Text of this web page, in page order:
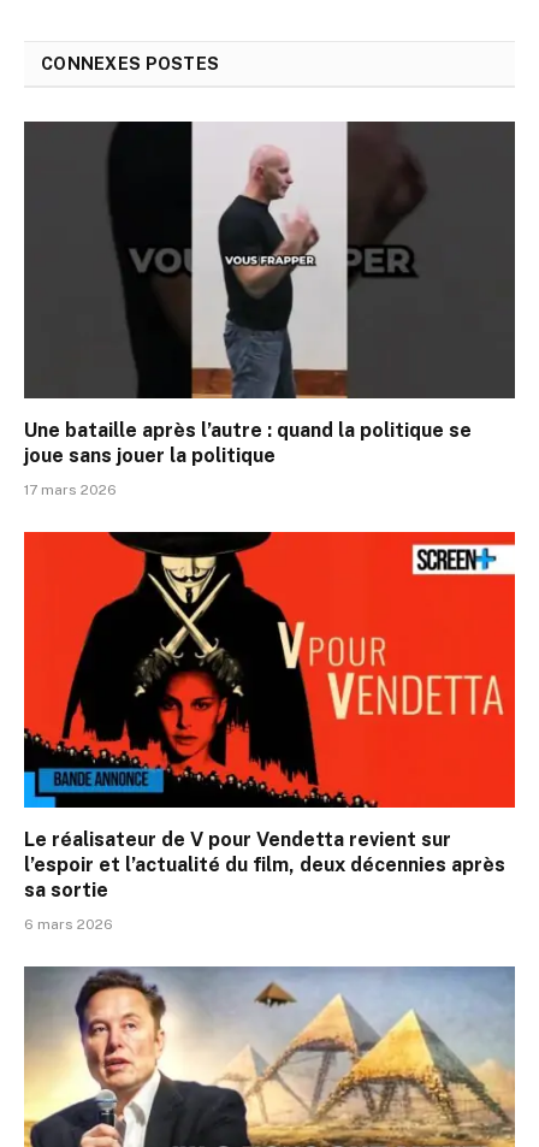
CONNEXES POSTES
Une bataille après l’autre : quand la politique se
joue sans jouer la politique
17 mars 2026
Le réalisateur de V pour Vendetta revient sur
l’espoir et l’actualité du film, deux décennies après
sa sortie
6 mars 2026